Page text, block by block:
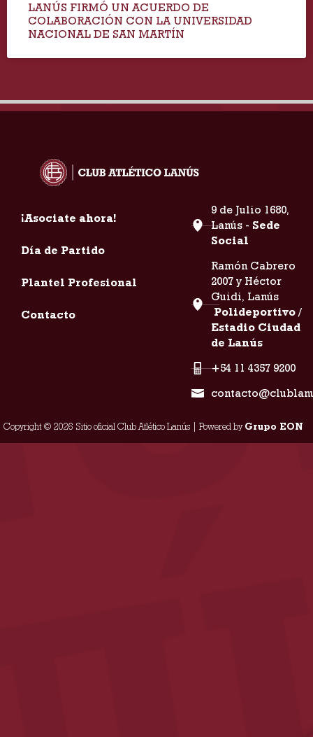
LANÚS FIRMÓ UN ACUERDO DE
COLABORACIÓN CON LA UNIVERSIDAD
NACIONAL DE SAN MARTÍN
¡Asociate ahora!
Día de Partido
Plantel Profesional
Contacto
9 de Julio 1680,
Lanús - Sede
Social
Ramón Cabrero
2007 y Héctor
Guidi, Lanús
Polideportivo /
Estadio Ciudad
de Lanús
+54 11 4357 9200
Copyright © 2026 Sitio oficial Club Atlético Lanús | Powered byGrupo EON